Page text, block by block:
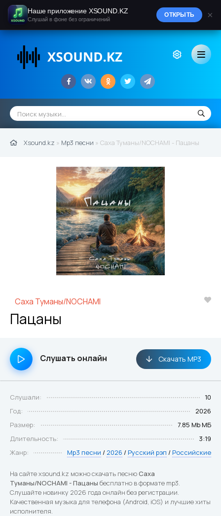
Xsound.kz » Mp3 песни » Саха Туманы/NOCHAMI - Пацаны
Саха Туманы/NOCHAMI
Пацаны
Слушать онлайн Скачать MP3
Слушали:
10
Год:
2026
Размер:
7.85 Mb МБ
Длительность:
3:19
Жанр:
Mp3 песни / 2026 / Русский рэп / Российские
На сайте xsound.kz можно скачать песнюСаха
Туманы/NOCHAMI - Пацаны бесплатно в формате mp3.
Слушайте новинку 2026 года онлайн без регистрации.
Качественная музыка для телефона (Android, iOS) и лучшие хиты
исполнителя.
Наше приложение XSOUND.KZ
Слушай в фоне без ограничений
ОТКРЫТЬ ×